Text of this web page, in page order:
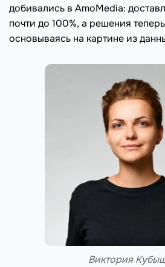
добивались в AmoMedia:
почти до 100%, а решения
основываясь на картине из
Виктория